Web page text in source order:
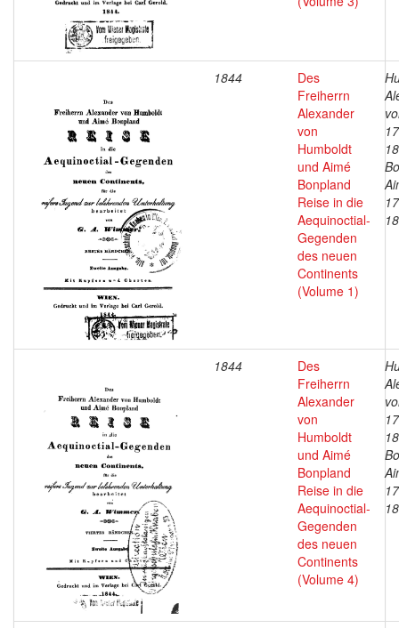
1844
Des
Freiherrn
Alexander
von
Humboldt
und Aimé
Bonpland
Reise in die
Aequinoctial-
Gegenden
des neuen
Continents
(Volume 1)
1844
Des
Freiherrn
Alexander
von
Humboldt
und Aimé
Bonpland
Reise in die
Aequinoctial-
Gegenden
des neuen
Continents
(Volume 4)